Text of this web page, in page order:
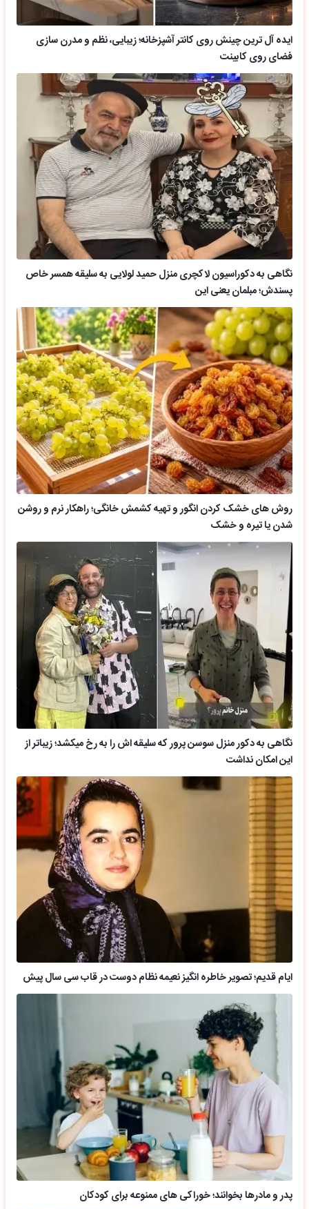
ایده آل ترین چینش روی کانتر آشپزخانه؛ زیبایی، نظم و مدرن سازی
فضای روی کابینت
نگاهی به دکوراسیون لاکچری منزل حمید لولایی به سلیقه همسر خاص
پسندش؛ مبلمان یعنی این
روش های خشک کردن انگور و تهیه کشمش خانگی؛ راهکار نرم و روشن
شدن یا تیره و خشک
نگاهی به دکور منزل سوسن پرور که سلیقه اش را به رخ میکشد؛ زیباتر از
این امکان نداشت
ایام قدیم؛ تصویر خاطره انگیز نعیمه نظام دوست در قاب سی سال پیش
پدر و مادرها بخوانند؛ خوراکی های ممنوعه برای کودکان